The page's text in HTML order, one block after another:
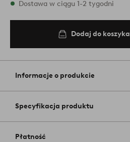
W magazynie
Dostawa w ciągu 1-2 tygodni
Dodaj do koszyka
Informacje o produkcie
Specyfikacja produktu
Płatność